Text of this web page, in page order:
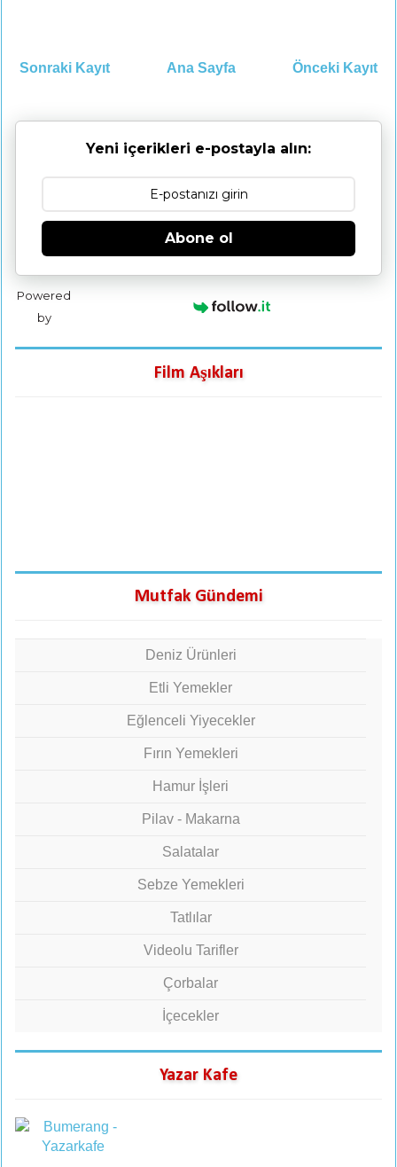
Sonraki Kayıt Önceki Kayıt
Ana Sayfa
Yeni içerikleri e-postayla alın:
Abone ol
Powered
by
Film Aşıkları
Mutfak Gündemi
Deniz Ürünleri
Etli Yemekler
Eğlenceli Yiyecekler
Fırın Yemekleri
Hamur İşleri
Pilav - Makarna
Salatalar
Sebze Yemekleri
Tatlılar
Videolu Tarifler
Çorbalar
İçecekler
Yazar Kafe